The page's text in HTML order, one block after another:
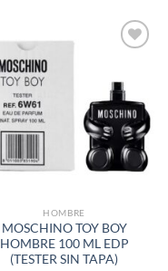
A LA
LISTA
DE
DESEOS
HOMBRE
MOSCHINO TOY BOY
HOMBRE 100 ML EDP
(TESTER SIN TAPA)